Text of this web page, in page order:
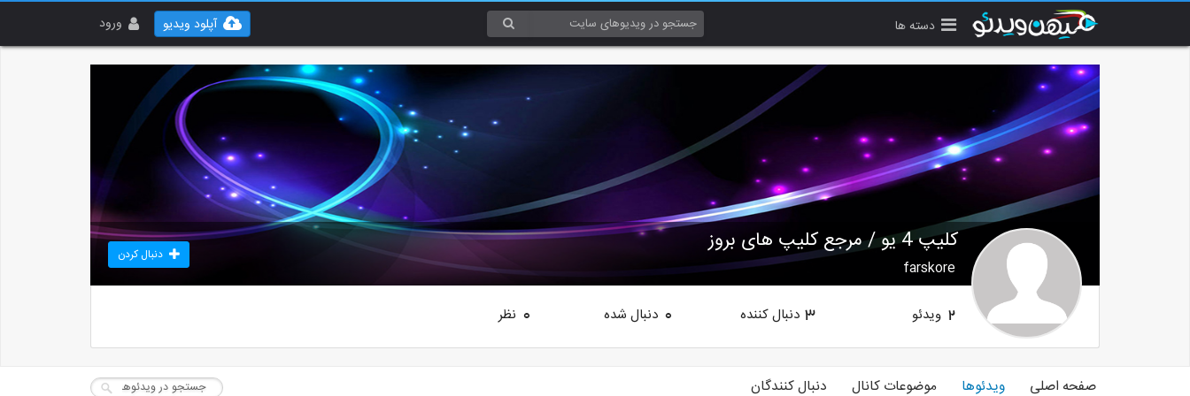
دسته ها ورود آپلود ویدیو
کلیپ 4 یو / مرجع کلیپ های بروز
farskore
دنبال کردن
2 ویدئو 3 دنبال کننده 0 دنبال شده 0 نظر
صفحه اصلی ویدئوها موضوعات کانال دنبال کنندگان